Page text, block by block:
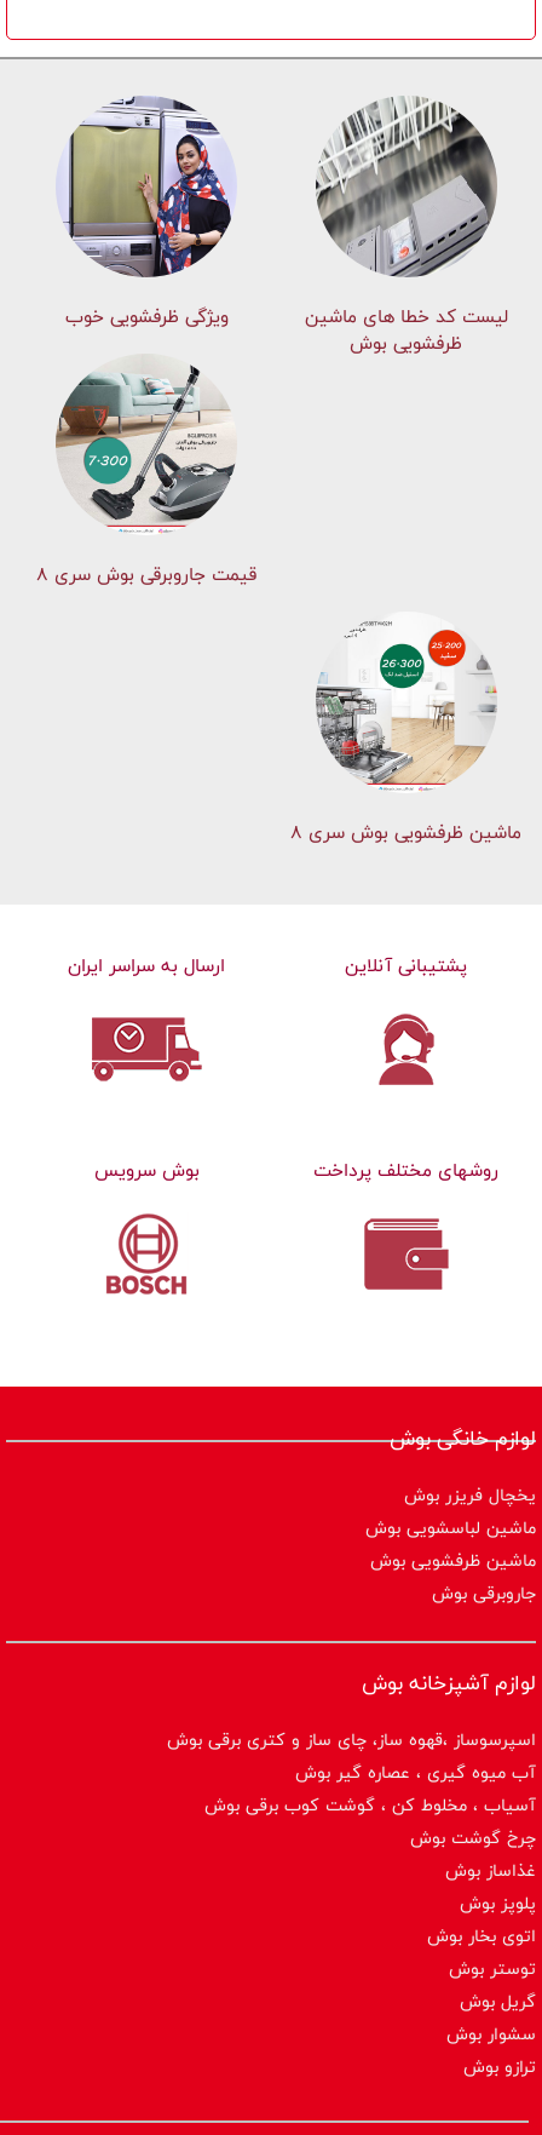
لیست کد خطا های ماشين
ظرفشویی بوش
ویژگی ظرفشویی خوب
قیمت جاروبرقی بوش سری ۸
ماشین ظرفشویی بوش سری 8
پشتیبانی آنلاین ارسال به سراسر ایران
روشهای مختلف پرداخت بوش سرویس
لوازم خانگی بوش
یخچال فریزر بوش
ماشین لباسشویی بوش
ماشین ظرفشویی بوش
جاروبرقی بوش
لوازم آشپزخانه بوش
اسپرسوساز ،قهوه ساز، چای ساز و کتری برقی بوش
آب میوه گیری ، عصاره گیر بوش
آسیاب ، مخلوط کن ، گوشت کوب برقی بوش
چرخ گوشت بوش
غذاساز بوش
پلوپز بوش
اتوی بخار بوش
توستر بوش
گریل بوش
سشوار بوش
ترازو بوش